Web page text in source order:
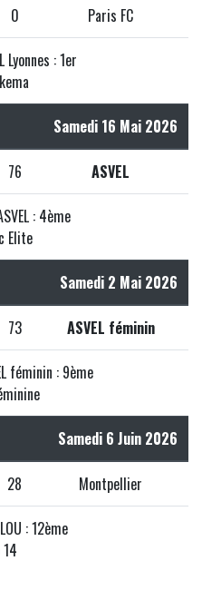
0 Paris FC
Lyonnes : 1er
Samedi 16 Mai 2026
76 ASVEL
: 4ème
Elite
Samedi 2 Mai 2026
73 ASVEL féminin
féminin : 9ème
Samedi 6 Juin 2026
28 Montpellier
: 12ème
14